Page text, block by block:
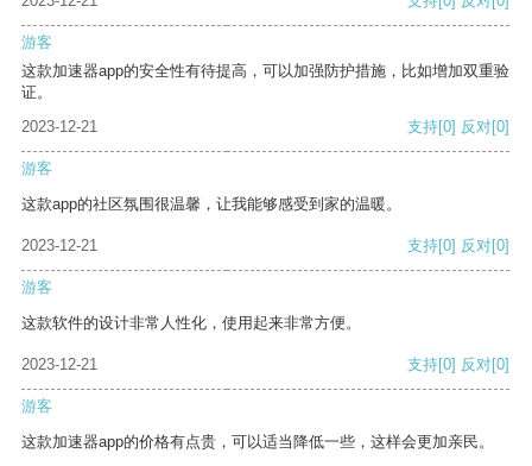
游客
这款加速器app的安全性有待提高，可以加强防护措施，比如增加双重验
证。
2023-12-21
支持[0] 反对[0]
游客
这款app的社区氛围很温馨，让我能够感受到家的温暖。
2023-12-21 支持[0] 反对[0]
游客
这款软件的设计非常人性化，使用起来非常方便。
2023-12-21 支持[0] 反对[0]
游客
这款加速器app的价格有点贵，可以适当降低一些，这样会更加亲民。